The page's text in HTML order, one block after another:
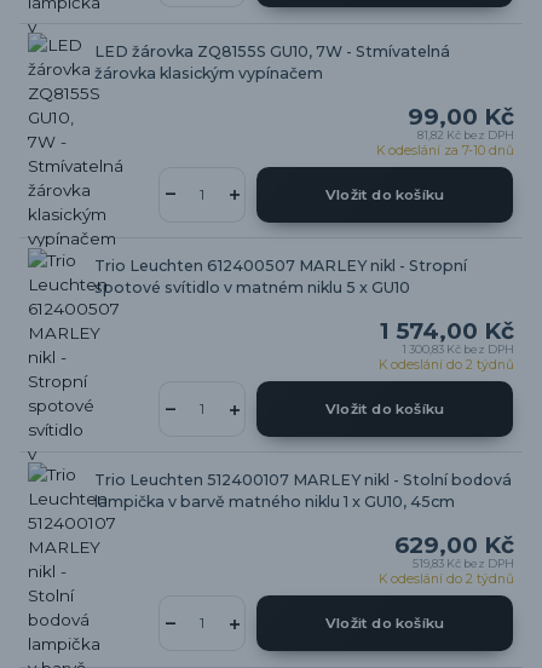
LED žárovka ZQ8155S GU10, 7W - Stmívatelná
žárovka klasickým vypínačem
99,00 Kč
81,82 Kč bez DPH
K odeslání za 7-10 dnů
Vložit do košíku
Trio Leuchten 612400507 MARLEY nikl - Stropní
spotové svítidlo v matném niklu 5 x GU10
1 574,00 Kč
1 300,83 Kč bez DPH
K odeslání do 2 týdnů
Vložit do košíku
Trio Leuchten 512400107 MARLEY nikl - Stolní bodová
lampička v barvě matného niklu 1 x GU10, 45cm
629,00 Kč
519,83 Kč bez DPH
K odeslání do 2 týdnů
Vložit do košíku